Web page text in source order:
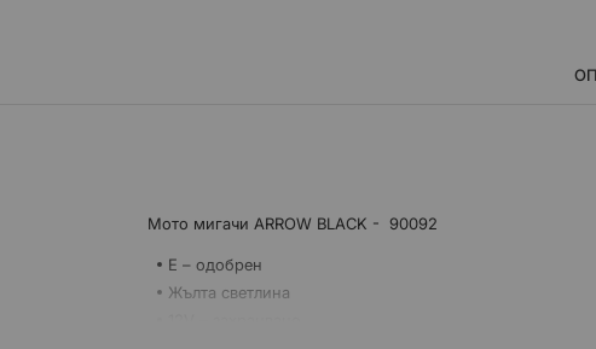
Мото мигачи ARROW BLACK - 90092
E – одобрен
Жълта светлина